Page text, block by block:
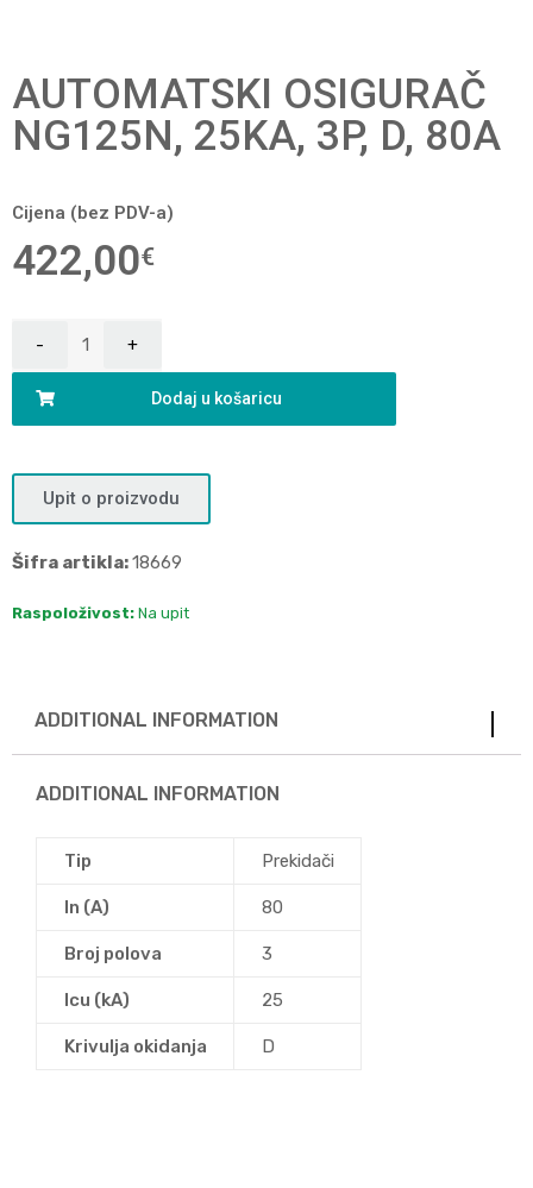
AUTOMATSKI OSIGURAČ
NG125N, 25KA, 3P, D, 80A
Cijena (bez PDV-a)
422,00€
Dodaj u košaricu
Upit o proizvodu
Šifra artikla:18669
Raspoloživost: Na upit
ADDITIONAL INFORMATION
ADDITIONAL INFORMATION
Tip Prekidači
In (A) 80
Broj polova 3
Icu (kA) 25
Krivulja okidanja D